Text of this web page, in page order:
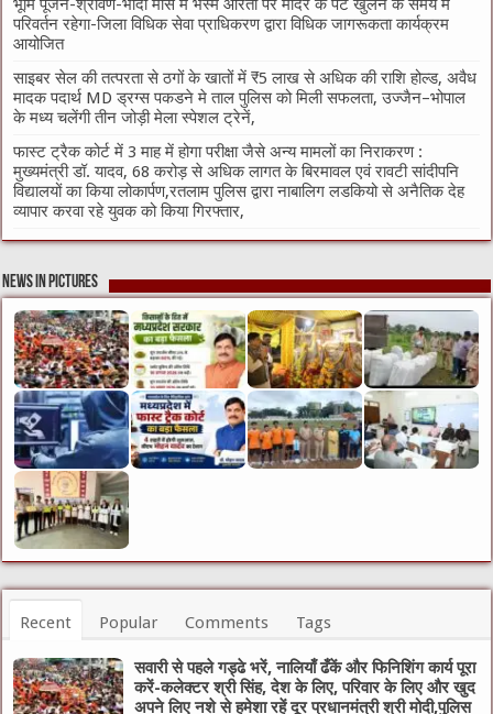
भूमि पूजन-श्रावण-भादौ मास में भस्म आरती पर मंदिर के पट खुलने के समय में
परिवर्तन रहेगा-जिला विधिक सेवा प्राधिकरण द्वारा विधिक जागरूकता कार्यक्रम
आयोजित
साइबर सेल की तत्परता से ठगों के खातों में ₹5 लाख से अधिक की राशि होल्ड, अवैध
मादक पदार्थ MD ड्रग्स पकडने मे ताल पुलिस को मिली सफलता, उज्जैन–भोपाल
के मध्य चलेंगी तीन जोड़ी मेला स्पेशल ट्रेनें,
फास्ट ट्रैक कोर्ट में 3 माह में होगा परीक्षा जैसे अन्य मामलों का निराकरण :
मुख्यमंत्री डॉ. यादव, 68 करोड़ से अधिक लागत के बिरमावल एवं रावटी सांदीपनि
विद्यालयों का किया लोकार्पण,रतलाम पुलिस द्वारा नाबालिग लडकियो से अनैतिक देह
व्यापार करवा रहे युवक को किया गिरफ्तार,
News in Pictures
Recent Popular Comments Tags
सवारी से पहले गड्ढे भरें, नालियाँ ढँकें और फिनिशिंग कार्य पूरा
करें-कलेक्टर श्री सिंह, देश के लिए, परिवार के लिए और खुद
अपने लिए नशे से हमेशा रहें दूर प्रधानमंत्री श्री मोदी,पुलिस